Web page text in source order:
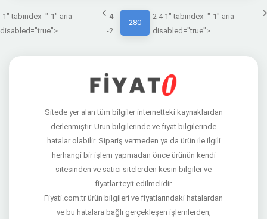
-1" tabindex="-1" aria-
disabled="true">
-4
-2
280
2 4 1" tabindex="-1" aria-
disabled="true">
Sitede yer alan tüm bilgiler internetteki kaynaklardan
derlenmiştir. Ürün bilgilerinde ve fiyat bilgilerinde
hatalar olabilir. Sipariş vermeden ya da ürün ile ilgili
herhangi bir işlem yapmadan önce ürünün kendi
sitesinden ve satıcı sitelerden kesin bilgiler ve
fiyatlar teyit edilmelidir.
Fiyati.com.tr ürün bilgileri ve fiyatlarındaki hatalardan
ve bu hatalara bağlı gerçekleşen işlemlerden,